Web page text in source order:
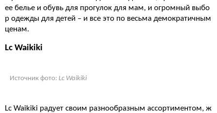
ее белье и обувь для прогулок для мам, и огромный выбо
р одежды для детей – и все это по весьма демократичным
ценам.
Lc Waikiki
Источник фото: Lc Waikiki
Lc Waikiki радует своим разнообразным ассортиментом, ж